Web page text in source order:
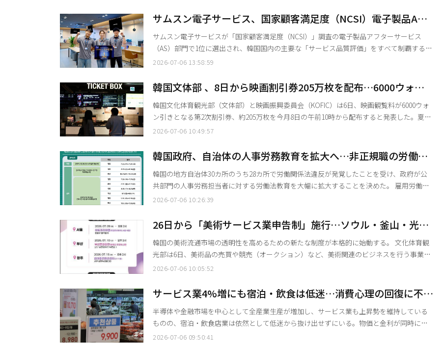
成品輸入」中心から、設計・生産・教育訓練・維持補修（MRO）までを網羅する「全周期
協力モデル」へと再編されつつある。 これにより、今後の大規模な防衛契約の受注におい
て
サムスン電子サービス、国家顧客満足度（NCSI）電子製品AS
部門で1位に…主要サービス評価を総なめ
サムスン電子サービスが「国家顧客満足度（NCSI）」調査の電子製品アフターサービス
（AS）部門で1位に選出され、韓国国内の主要な「サービス品質評価」をすべて制覇する快
挙を成し遂げた。 サムスン電子サービスは、今年2月に「韓国で最も尊敬される企業」のサ
AS部門で大賞を受賞。さらに、今月2日には「韓国サービス品質指数（KS-SQI）」の家電・
携帯電話・コンピュータのAS3部門でトップに輝いた。そして本日発表された「国家顧客満
足
2026-07-06 13:58:59
韓国文体部 、8日から映画割引券205万枚を配布…6000ウォン
引きとなる第2次割引券
韓国文化体育観光部（文体部）と映画振興委員会（KOFIC）は6日、映画観覧料が6000ウォ
ン引きとなる第2次割引券、約205万枚を今月8日の午前10時から配布すると発表した。夏休
みや本格的な休暇シーズンを控え、国民の文化生活への負担を軽減するとともに、低迷が
マ、メガボックス、シネQといった主要マルチプレックス（複合映画館）の公式ホームペー
ジおよびアプリを通じて利用可能となる。オンライン会員であれば、各映画館のクーポン
ボッ
2026-07-06 10:49:57
韓国政府、自治体の人事労務教育を拡大へ…非正規職の労働法
違反を防止
韓国の地方自治体30カ所のうち28カ所で労働関係法違反が発覚したことを受け、政府が公
共部門の人事労務担当者に対する労働法教育を大幅に拡大することを決めた。 雇用労働部
と韓国雇用労働教育院は6日、地方自治体など公共部門の不合理な雇用慣行を改善し、人事
した。 教育院は毎年、中央省庁や自治体の公務職（無期契約職）および期間制労働者の人
事労務担当者を対象に、労働関係法令の教育を実施してきた。昨年は計12回にわたり240
2026-07-06 10:26:39
26日から「美術サービス業申告制」施行…ソウル・釜山・光州
で説明会開催
韓国の美術流通市場の透明性を高めるための新たな制度が本格的に始動する。 文化体育観
光部は6日、美術品の売買や競売（オークション）など、美術関連のビジネスを行う事業者
を対象とした「美術サービス業申告制」を、今月26日から施行すると発表した。新制度の
明会を開催する。 今回の制度施行により、今後韓国国内で美術関連の事業を営む場合は、
営業開始前に管轄の地方自治体の長へ事前に申告することが義務付けられる。 対象
2026-07-06 10:05:52
サービス業4%増にも宿泊・飲食は低迷…消費心理の回復に不透
明感
半導体や金融市場を中心として全産業生産が増加し、サービス業も上昇勢を維持している
ものの、宿泊・飲食店業は依然として低迷から抜け出せずにいる。物価と金利が同時に上
昇したことで、消費心理の回復が遅れているためだ。 6日、聯合ニュースが国家データ処の
2026-07-06 09:50:41